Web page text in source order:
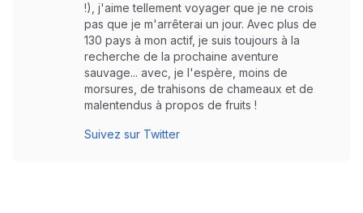
!), j'aime tellement voyager que je ne crois
pas que je m'arrêterai un jour. Avec plus de
130 pays à mon actif, je suis toujours à la
recherche de la prochaine aventure
sauvage... avec, je l'espère, moins de
morsures, de trahisons de chameaux et de
malentendus à propos de fruits !
Suivez sur Twitter